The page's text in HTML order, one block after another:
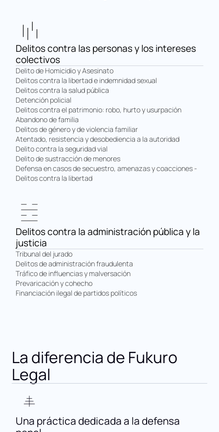
Delitos contra las personas y los intereses
colectivos
Delito de Homicidio y Asesinato
Delitos contra la libertad e indemnidad sexual
Delitos contra la salud pública
Detención policial
Delitos contra el patrimonio: robo, hurto y usurpación
Abandono de familia
Delitos de género y de violencia familiar
Atentado, resistencia y desobediencia a la autoridad
Delito contra la seguridad vial
Delito de sustracción de menores
Defensa en casos de secuestro, amenazas y coacciones -
Delitos contra la libertad
Delitos contra la administración pública y la
justicia
Tribunal del jurado
Delitos de administración fraudulenta
Tráfico de influencias y malversación
Prevaricación y cohecho
Financiación ilegal de partidos políticos
La diferencia de Fukuro
Legal
Una práctica dedicada a la defensa